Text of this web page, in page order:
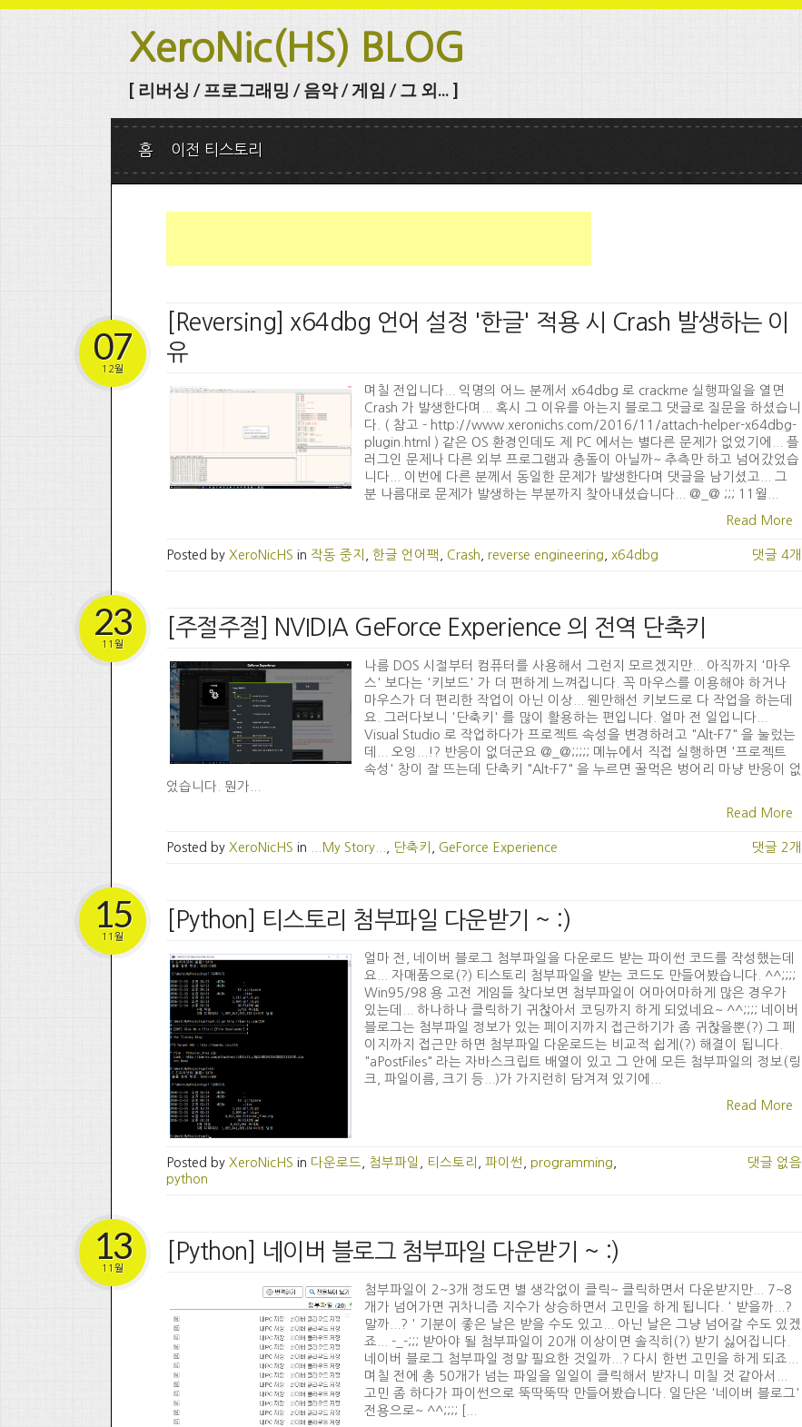
XeroNic(HS) BLOG
[ 리버싱 / 프로그래밍 / 음악 / 게임 / 그 외... ]
홈 이전 티스토리
[Reversing] x64dbg 언어 설정 '한글' 적용 시 Crash 발생하는 이
유
07
12월
며칠 전입니다... 익명의 어느 분께서 x64dbg 로 crackme 실행파일을 열면
Crash 가 발생한다며... 혹시 그 이유를 아는지 블로그 댓글로 질문을 하셨습니
다. ( 참고 - http://www.xeronichs.com/2016/11/attach-helper-x64dbg-
plugin.html ) 같은 OS 환경인데도 제 PC 에서는 별다른 문제가 없었기에... 플
러그인 문제나 다른 외부 프로그램과 충돌이 아닐까~ 추측만 하고 넘어갔었습
니다... 이번에 다른 분께서 동일한 문제가 발생한다며 댓글을 남기셨고... 그
분 나름대로 문제가 발생하는 부분까지 찾아내셨습니다... @_@ ;;; 11월...
Read More
Posted by XeroNicHS in 작동 중지 한글 언어팩 Crash reverse engineering x64dbg 댓글 4개
[주절주절] NVIDIA GeForce Experience 의 전역 단축키
23
11월
나름 DOS 시절부터 컴퓨터를 사용해서 그런지 모르겠지만... 아직까지 '마우
스' 보다는 '키보드' 가 더 편하게 느껴집니다. 꼭 마우스를 이용해야 하거나
마우스가 더 편리한 작업이 아닌 이상... 웬만해선 키보드로 다 작업을 하는데
요. 그러다보니 '단축키' 를 많이 활용하는 편입니다. 얼마 전 일입니다...
Visual Studio 로 작업하다가 프로젝트 속성을 변경하려고 "Alt-F7" 을 눌렀는
데... 오잉...!? 반응이 없더군요 @_@;;;;; 메뉴에서 직접 실행하면 '프로젝트
속성' 창이 잘 뜨는데 단축키 "Alt-F7" 을 누르면 꿀먹은 벙어리 마냥 반응이 없
었습니다. 뭔가...
Read More
Posted by XeroNicHS in ...My Story... 단축키 GeForce Experience 댓글 2개
[Python] 티스토리 첨부파일 다운받기 ~ :)
15
11월
얼마 전, 네이버 블로그 첨부파일을 다운로드 받는 파이썬 코드를 작성했는데
요... 자매품으로(?) 티스토리 첨부파일을 받는 코드도 만들어봤습니다. ^^;;;;
Win95/98 용 고전 게임들 찾다보면 첨부파일이 어마어마하게 많은 경우가
있는데... 하나하나 클릭하기 귀찮아서 코딩까지 하게 되었네요~ ^^;;;; 네이버
블로그는 첨부파일 정보가 있는 페이지까지 접근하기가 좀 귀찮을뿐(?) 그 페
이지까지 접근만 하면 첨부파일 다운로드는 비교적 쉽게(?) 해결이 됩니다.
"aPostFiles" 라는 자바스크립트 배열이 있고 그 안에 모든 첨부파일의 정보(링
크, 파일이름, 크기 등...)가 가지런히 담겨져 있기에...
Read More
Posted by XeroNicHS in 다운로드 첨부파일 티스토리 파이썬 programming
python
댓글 없음
[Python] 네이버 블로그 첨부파일 다운받기 ~ :)
13
11월
첨부파일이 2~3개 정도면 별 생각없이 클릭~ 클릭하면서 다운받지만... 7~8
개가 넘어가면 귀차니즘 지수가 상승하면서 고민을 하게 됩니다. ' 받을까...?
말까...? ' 기분이 좋은 날은 받을 수도 있고... 아닌 날은 그냥 넘어갈 수도 있겠
죠... -_-;;; 받아야 될 첨부파일이 20개 이상이면 솔직히(?) 받기 싫어집니다.
네이버 블로그 첨부파일 정말 필요한 것일까...? 다시 한번 고민을 하게 되죠...
며칠 전에 총 50개가 넘는 파일을 일일이 클릭해서 받자니 미칠 것 같아서...
고민 좀 하다가 파이썬으로 뚝딱뚝딱 만들어봤습니다. 일단은 '네이버 블로그'
전용으로~ ^^;;;; [...